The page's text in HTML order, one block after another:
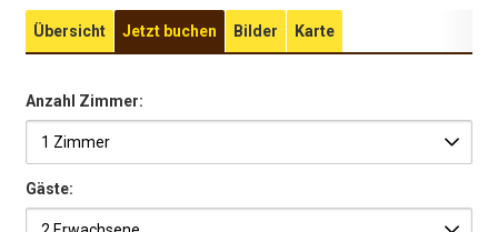
Übersicht Jetzt buchen Bilder Karte
Anzahl Zimmer:
Gäste: